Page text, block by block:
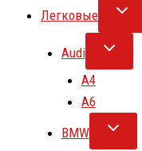
Легковые
Audi
A4
A6
BMW